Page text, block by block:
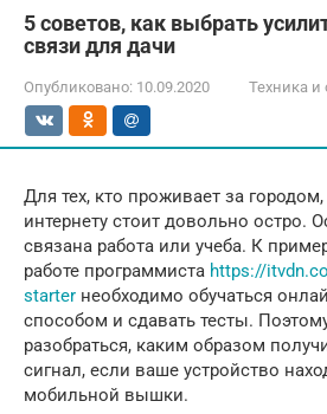
5 советов, как выбрать
связи для дачи
Опубликовано: 10.09.2020 Техника и
Для тех, кто проживает за
интернету стоит довольно остро.
связана работа или учеба. К
работе программиста https://
starter необходимо обучаться
способом и сдавать тесты.
разобраться, каким образом
сигнал, если ваше устройство
мобильной вышки.